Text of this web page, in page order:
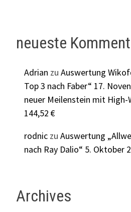
neueste
Adrian zu Auswertung
Top 3 nach Faber“ 17.
neuer Meilenstein mit High-
144,52 €
rodniczu Auswertung
nach Ray Dalio“ 5. Oktober
Archives